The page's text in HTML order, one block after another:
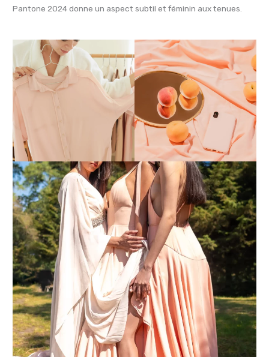
Pantone 2024 donne un aspect subtil et féminin aux tenues.